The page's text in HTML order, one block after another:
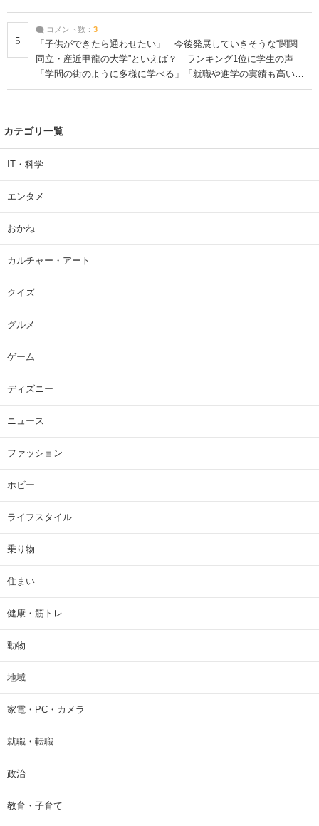
5
コメント数： 3
「子供ができたら通わせたい」 今後発展していきそうな“関関
同立・産近甲龍の大学”といえば？ ランキング1位に学生の声
「学問の街のように多様に学べる」「就職や進学の実績も高い」
| 大学 ねとらぼリサーチ
カテゴリ一覧
IT・科学
エンタメ
おかね
カルチャー・アート
クイズ
グルメ
ゲーム
ディズニー
ニュース
ファッション
ホビー
ライフスタイル
乗り物
住まい
健康・筋トレ
動物
地域
家電・PC・カメラ
就職・転職
政治
教育・子育て